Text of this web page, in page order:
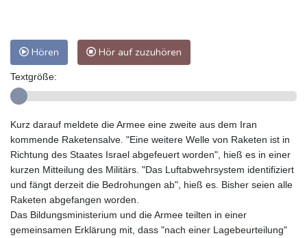
Hören Hör auf zuzuhören
Textgröße:
Kurz darauf meldete die Armee eine zweite aus dem Iran
kommende Raketensalve. "Eine weitere Welle von Raketen ist in
Richtung des Staates Israel abgefeuert worden", hieß es in einer
kurzen Mitteilung des Militärs. "Das Luftabwehrsystem identifiziert
und fängt derzeit die Bedrohungen ab", hieß es. Bisher seien alle
Raketen abgefangen worden.
Das Bildungsministerium und die Armee teilten in einer
gemeinsamen Erklärung mit, dass "nach einer Lagebeurteilung"